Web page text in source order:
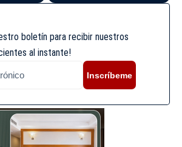
boletín para recibir nuestros
al instante!
Inscríbeme